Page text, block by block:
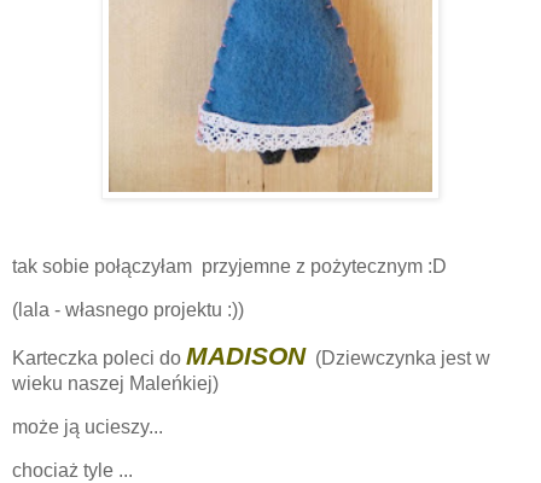
tak sobie połączyłam przyjemne z pożytecznym :D
(lala - własnego projektu :))
Karteczka poleci do MADISON (Dziewczynka jest w
wieku naszej Maleńkiej)
może ją ucieszy...
chociaż tyle ...